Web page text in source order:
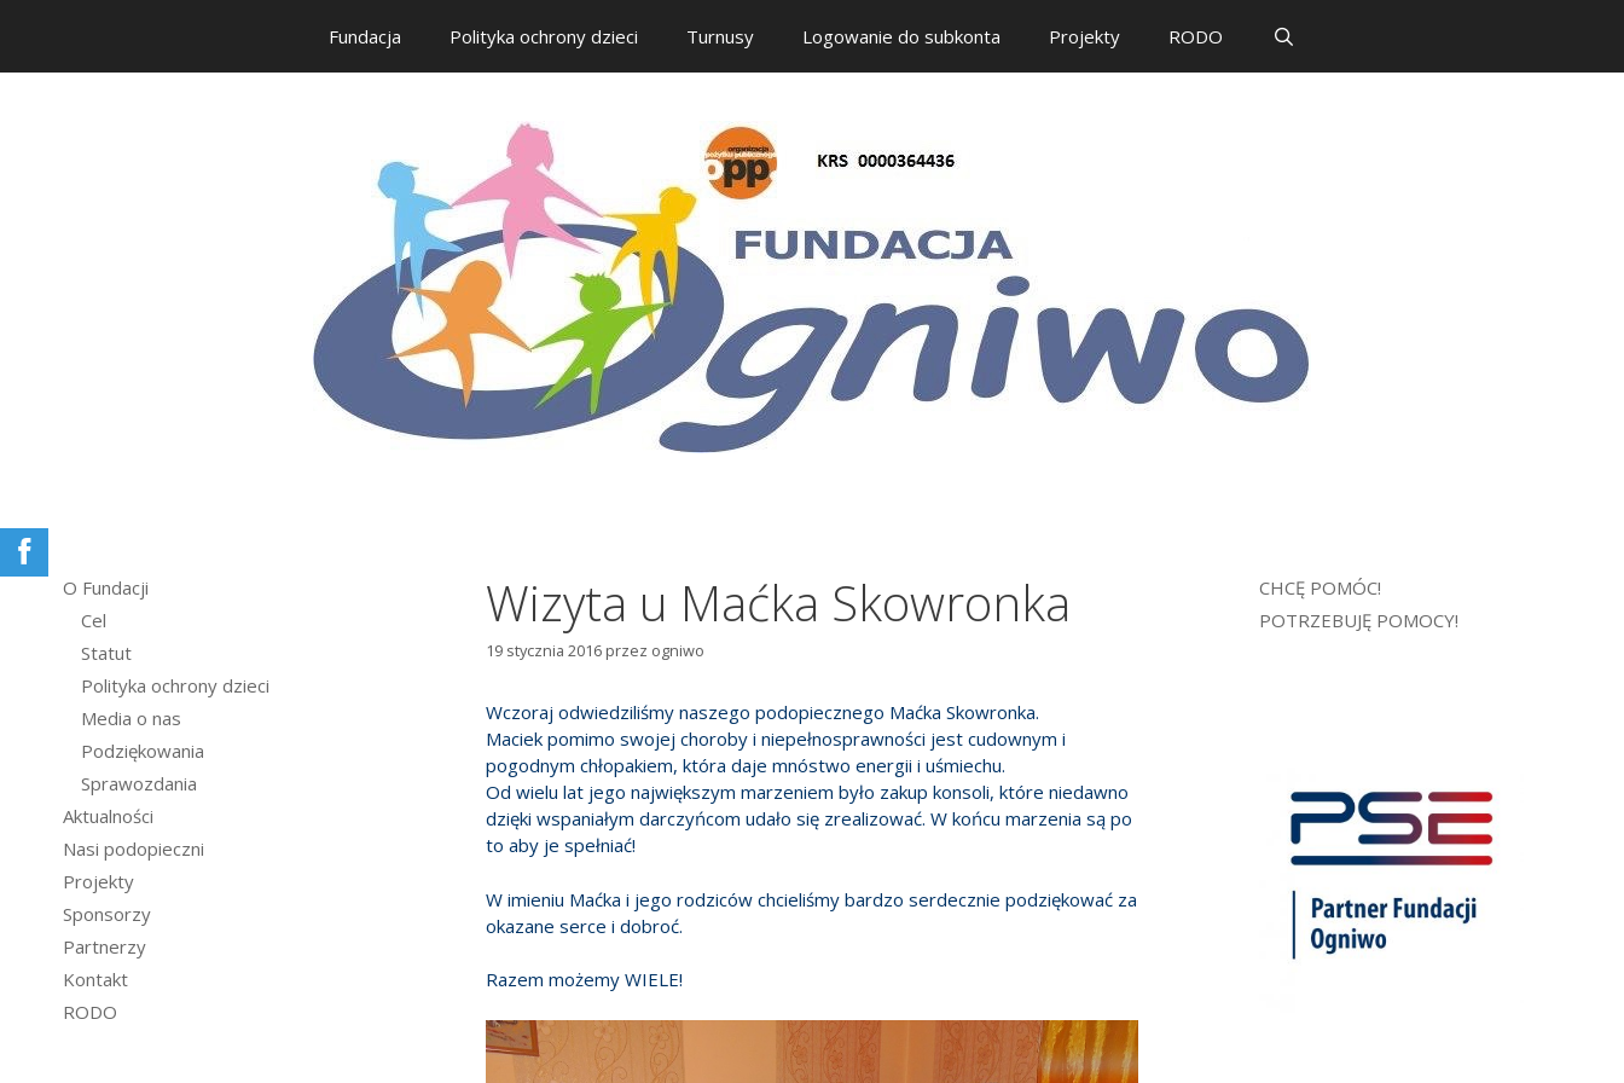
Fundacja Polityka ochrony dzieci Turnusy Logowanie do subkonta Projekty RODO
Wizyta u Maćka Skowronka
19 stycznia 2016 przez ogniwo
Wczoraj odwiedziliśmy naszego podopiecznego Maćka Skowronka.
Maciek pomimo swojej choroby i niepełnosprawności jest cudownym i
pogodnym chłopakiem, która daje mnóstwo energii i uśmiechu.
Od wielu lat jego największym marzeniem było zakup konsoli, które niedawno
dzięki wspaniałym darczyńcom udało się zrealizować. W końcu marzenia są po
to aby je spełniać!
W imieniu Maćka i jego rodziców chcieliśmy bardzo serdecznie podziękować za
okazane serce i dobroć.
Razem możemy WIELE!
O Fundacji
Cel
Statut
Polityka ochrony dzieci
Media o nas
Podziękowania
Sprawozdania
Aktualności
Nasi podopieczni
Projekty
Sponsorzy
Partnerzy
Kontakt
RODO
CHCĘ POMÓC!
POTRZEBUJĘ POMOCY!